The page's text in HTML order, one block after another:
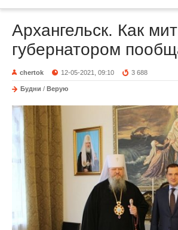
Архангельск. Как
губернатором
chertok 12-05-2021, 09:10 3 688
Будни / Верую